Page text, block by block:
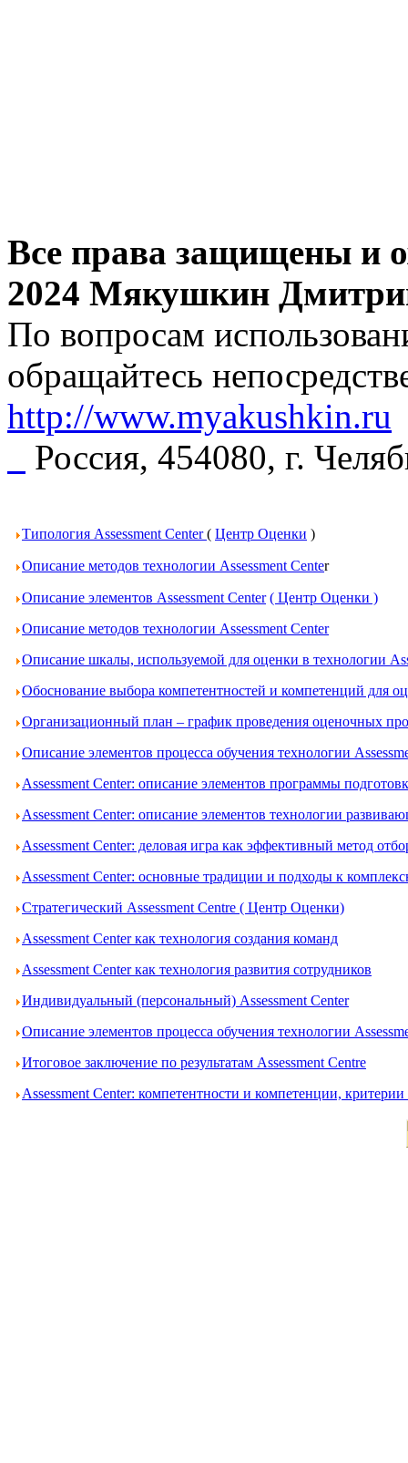
Все права защищены и
2024 Мякушкин
По вопросам
обращайтесь
http://www.myakushkin.ru
Россия, 454080, г.
Типология Assessment Center( Центр Оценки )
Описание методов технологии Assessment Center
Описание элементов Assessment Center ( Центр Оценки )
Описание методов технологии Assessment Center
Описание шкалы, используемой для оценки в технологии
Обоснование выбора компетентностей и компетенций для
Организационный план – график проведения оценочных
Описание элементов процесса обучения технологии
Assessment Center: описание элементов программы
Assessment Center: описание элементов технологии
Assessment Center: деловая игра как эффективный метод
Assessment Center: основные традиции и подходы к
Стратегический Assessment Centre ( Центр Оценки)
Assessment Center как технология создания команд
Assessment Center как технология развития сотрудников
Индивидуальный (персональный) Assessment Center
Описание элементов процесса обучения технологии
Итоговое заключение по результатам Assessment Centre
Assessment Center: компетентности и компетенции,